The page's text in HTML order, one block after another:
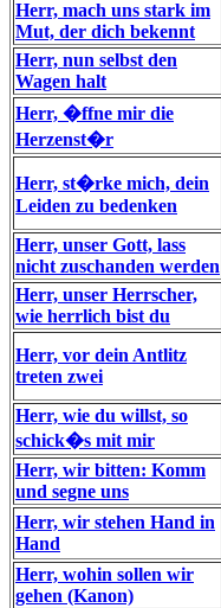
Herr, mach uns stark im
Mut, der dich bekennt
Herr, nun selbst den
Wagen halt
Herr, �ffne mir die
Herzenst�r
Herr, st�rke mich, dein
Leiden zu bedenken
Herr, unser Gott, lass
nicht zuschanden werden
Herr, unser Herrscher,
wie herrlich bist du
Herr, vor dein Antlitz
treten zwei
Herr, wie du willst, so
schick�s mit mir
Herr, wir bitten: Komm
und segne uns
Herr, wir stehen Hand in
Hand
Herr, wohin sollen wir
gehen (Kanon)